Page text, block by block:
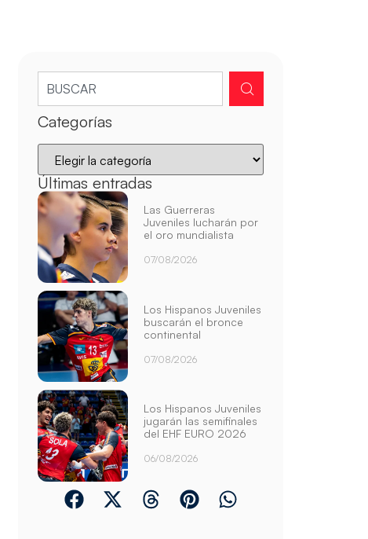
Categorías
Últimas entradas
Las Guerreras
Juveniles lucharán por
el oro mundialista
07/08/2026
Los Hispanos Juveniles
buscarán el bronce
continental
07/08/2026
Los Hispanos Juveniles
jugarán las semifinales
del EHF EURO 2026
06/08/2026